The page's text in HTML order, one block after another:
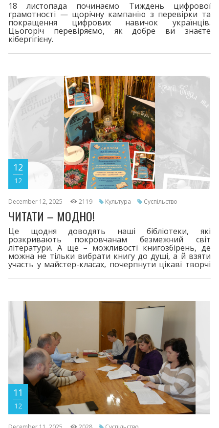
18 листопада починаємо Тиждень цифрової
грамотності — щорічну кампанію з перевірки та
покращення цифрових навичок українців.
Цьогоріч перевіряємо, як добре ви знаєте
кібергігієну.
12
12
December 12, 2025 2119 Культура Суспільство
ЧИТАТИ – МОДНО!
Це щодня доводять наші бібліотеки, які
розкривають покровчанам безмежний світ
літератури. А ще – можливості книгозбірень, де
можна не тільки вибрати книгу до душі, а й взяти
участь у майстер-класах, почерпнути цікаві творчі
своєму професійному поступі вперед. Свою
оцінки компетентного журі.
11
12